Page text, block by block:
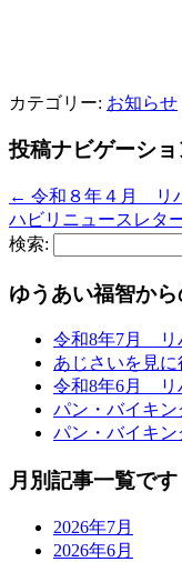
カテゴリー: お知らせ
投稿ナビゲーショ
← 令和８年４月 リ
ハビリニュースレタ
検索:
ゆうあい福智か
令和8年7月 リ
あじさいを見
令和8年6月 リ
パン・バイキ
パン・バイキ
月別記事一覧です
2026年7月
2026年6月